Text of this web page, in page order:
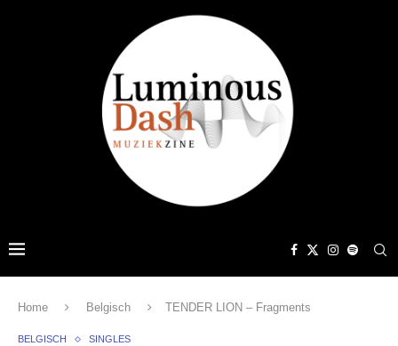
Home Belgisch TENDER LION – Fragments
BELGISCH SINGLES